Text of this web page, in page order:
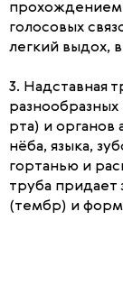
прохождением
голосовых
легкий выдох,
3. Надставная
разнообразных
рта) и органов
нёба, языка,
гортанью и
труба придает
(тембр) и